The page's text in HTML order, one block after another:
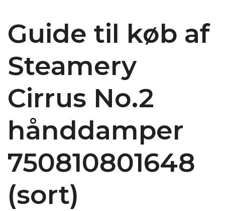
Guide til køb af
Steamery
Cirrus No.2
hånddamper
750810801648
(sort)